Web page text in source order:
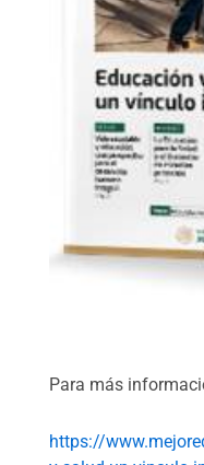
Para más
https://